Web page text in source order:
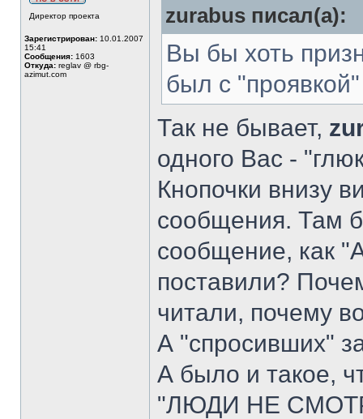
Директор проекта
Зарегистрирован: 10.01.2007
15:41
Сообщения: 1603
Откуда: reglav @ rbg-
azimut.com
zurabus писал(а):
Вы бы хоть
был с
Так не бывает,
одного Вас -
Кнопочки внизу
сообщения. Там
сообщение, как
поставили?
читали, почему
А "спросивших"
А было и такое,
"ЛЮДИ НЕ